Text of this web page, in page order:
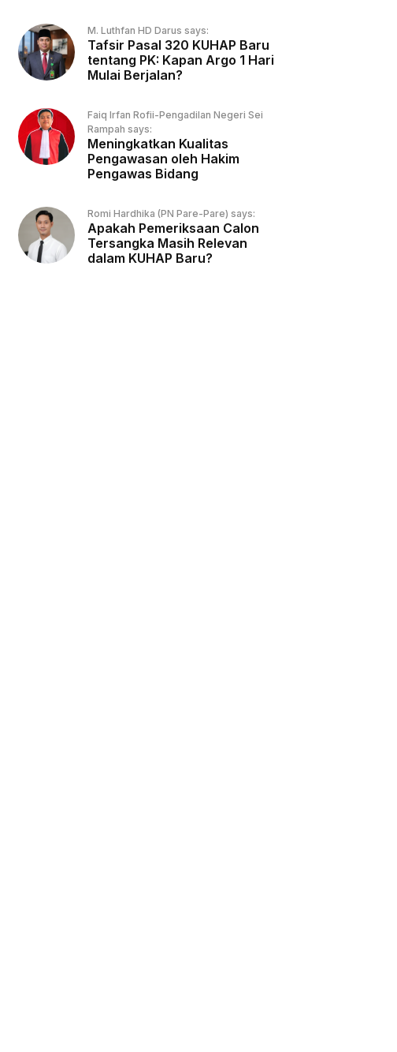
M. Luthfan HD Darus says:
Tafsir Pasal 320 KUHAP Baru
tentang PK: Kapan Argo 1 Hari
Mulai Berjalan?
Faiq Irfan Rofii-Pengadilan Negeri Sei
Rampah says:
Meningkatkan Kualitas
Pengawasan oleh Hakim
Pengawas Bidang
Romi Hardhika (PN Pare-Pare) says:
Apakah Pemeriksaan Calon
Tersangka Masih Relevan
dalam KUHAP Baru?